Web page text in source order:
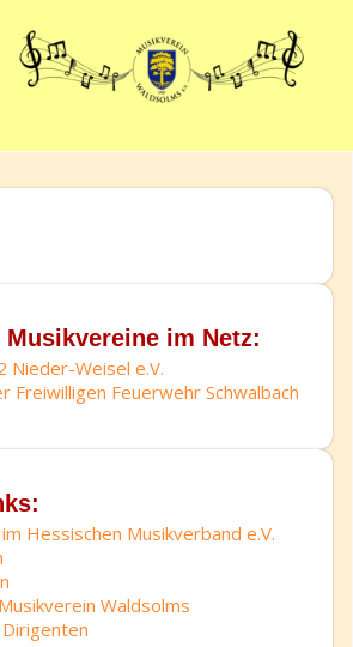
Musikvereine im Netz:
Nieder-Weisel e.V.
Freiwilligen Feuerwehr Schwalbach
Hessischen Musikverband e.V.
Waldsolms